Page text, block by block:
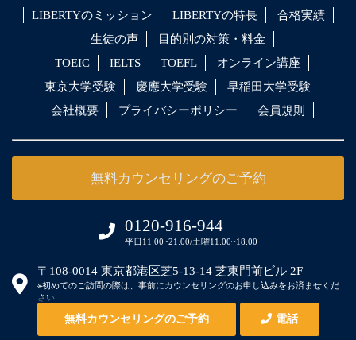
無料カウンセリングのご予約 電話
LIBERTYのミッション LIBERTYの特長
合格実績
生徒の声
目的別の対策・料金
TOEIC
IELTS TOEFL
オンライン講座
東京大学受験
慶應大学受験
早稲田大学受験
会社概要
プライバシーポリシー 会員規則
無料カウンセリングのご予約
0120-916-944
平日11:00~21:00/土曜11:00~18:00
〒108-0014 東京都港区芝5-13-14 芝東門前ビル 2F
※初めてのご訪問の際は、事前にカウンセリングのお申し込みをお済ませくだ
さい